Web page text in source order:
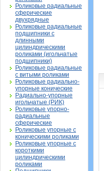
Роликовые радиальные
сферические
двухрядные
Роликовые радиальные
подшипники с
длинными
цилиндрическими
роликами (игольчатые
подшипники)
Роликовые радиальные
с витыми роликами
Роликовые радиально-
упорные конические
Радиально-упорные
игольчатые (РИК)
Роликовые упорно-
радиальные
сферические
Роликовые упорные с
коническими роликами
Роликовые упорные с
короткими
цилиндрическими
роликами